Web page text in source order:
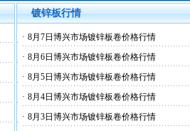
镀锌板行情
· 8月7日博兴市场镀锌板卷价格行情
· 8月6日博兴市场镀锌板卷价格行情
· 8月5日博兴市场镀锌板卷价格行情
· 8月4日博兴市场镀锌板卷价格行情
· 8月3日博兴市场镀锌板卷价格行情